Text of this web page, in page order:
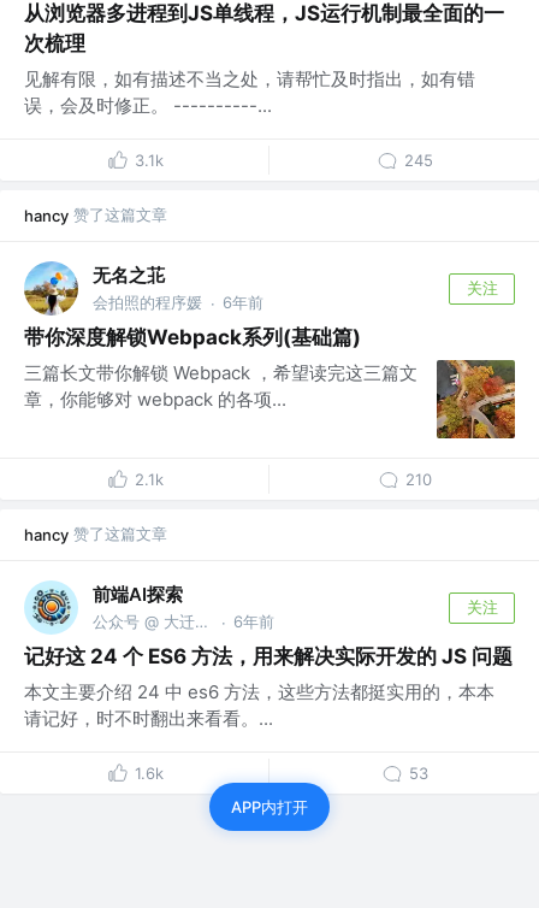
从浏览器多进程到JS单线程，JS运行机制最全面的一
次梳理
见解有限，如有描述不当之处，请帮忙及时指出，如有错
误，会及时修正。 ----------...
3.1k 245
hancy 赞了这篇文章
无名之苝
会拍照的程序媛 · 6年前
关注
带你深度解锁Webpack系列(基础篇)
三篇长文带你解锁 Webpack ，希望读完这三篇文
章，你能够对 webpack 的各项...
2.1k 210
hancy 赞了这篇文章
前端AI探索
公众号 @ 大迁世界 · 6年前
关注
记好这 24 个 ES6 方法，用来解决实际开发的 JS 问题
本文主要介绍 24 中 es6 方法，这些方法都挺实用的，本本
请记好，时不时翻出来看看。...
1.6k
53
APP内打开